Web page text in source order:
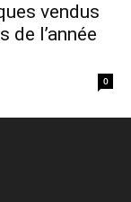
vendus
de l’année
0